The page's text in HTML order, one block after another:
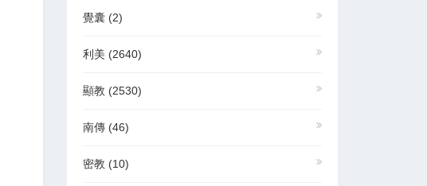
覺囊 (2)
利美 (2640)
顯教 (2530)
南傳 (46)
密教 (10)